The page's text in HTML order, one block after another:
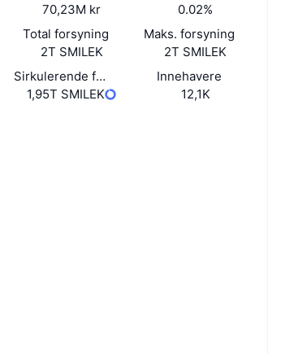
70,23M kr
0.02%
Total forsyning
2T SMILEK
Maks. forsyning
2T SMILEK
Sirkulerende forsyning
1,95T SMILEK
Innehavere
12,1K